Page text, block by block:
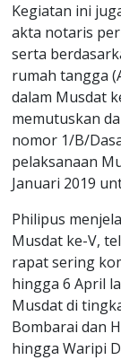
Kegiatan ini
akta notaris
serta
rumah tangga
dalam Musdat
memutuskan
nomor 1/B/
pelaksanaan
Januari 2019
Philipus
Musdat ke-V,
rapat sering
hingga 6 April
Musdat di
Bombarai dan
hingga Waripi